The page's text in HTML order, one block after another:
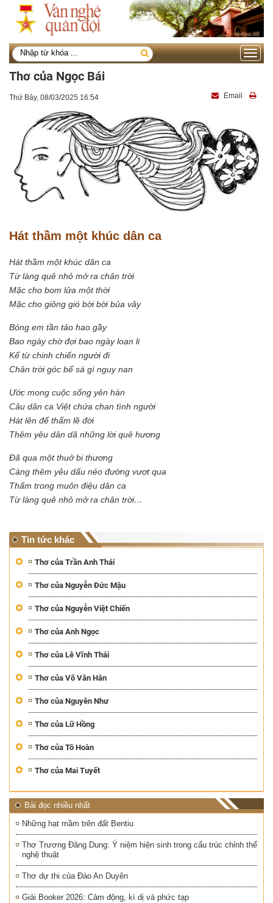
Toggle
Thơ của Ngọc Bái
Thứ Bảy, 08/03/2025 16:54 Email
Hát thầm một khúc dân ca
Hát thầm một khúc dân ca
Từ làng quê nhỏ mở ra chân trời
Mặc cho bom lửa một thời
Mặc cho giông gió bời bời bủa vây
Bóng em tần tảo hao gầy
Bao ngày chờ đợi bao ngày loạn li
Kể từ chinh chiến người đi
Chân trời góc bể sá gì nguy nan
Ước mong cuộc sống yên hàn
Câu dân ca Việt chứa chan tình người
Hát lên để thấm lẽ đời
Thêm yêu dân dã những lời quê hương
Đã qua một thuở bi thương
Càng thêm yêu dấu nẻo đường vượt qua
Thấm trong muôn điệu dân ca
Từ làng quê nhỏ mở ra chân trời…
Tin tức khác
Thơ của Trần Anh Thái
Thơ của Nguyễn Đức Mậu
Thơ của Nguyễn Việt Chiến
Thơ của Anh Ngọc
Thơ của Lê Vĩnh Thái
Thơ của Võ Văn Hân
Thơ của Nguyên Như
Thơ của Lữ Hồng
Thơ của Tô Hoàn
Thơ của Mai Tuyết
Bài đọc nhiều nhất
Những hạt mầm trên đất Bentiu
Thơ Trương Đăng Dung: Ý niệm hiện sinh trong cấu trúc chỉnh thể
nghệ thuật
Thơ dự thi của Đào An Duyên
Giải Booker 2026: Cảm động, kì dị và phức tạp